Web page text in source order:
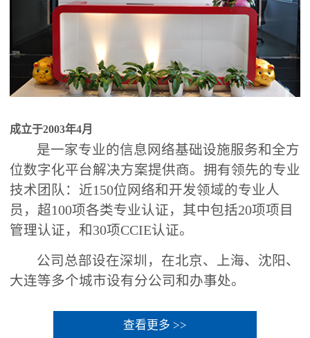
成立于2003年4月
是一家专业的信息网络基础设施服务和全方
位数字化平台解决方案提供商。拥有领先的专业
技术团队：近150位网络和开发领域的专业人
员，超100项各类专业认证，其中包括20项项目
管理认证，和30项CCIE认证。
公司总部设在深圳，在北京、上海、沈阳、
大连等多个城市设有分公司和办事处。
查看更多 >>